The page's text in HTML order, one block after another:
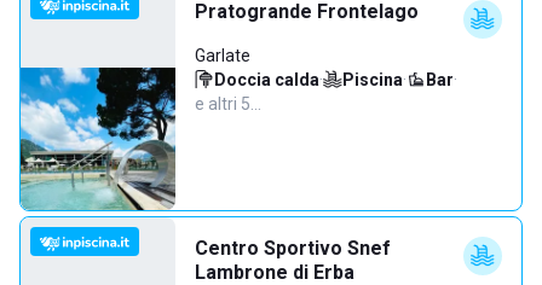
Pratogrande Frontelago
Garlate
Doccia calda· Piscina· Bar·
e altri 5…
Centro Sportivo Snef
Lambrone di Erba